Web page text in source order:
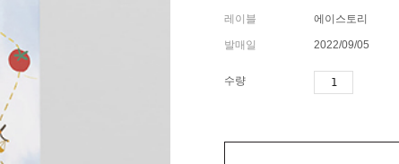
레이블 에이스토리
발매일 2022/09/05
수량